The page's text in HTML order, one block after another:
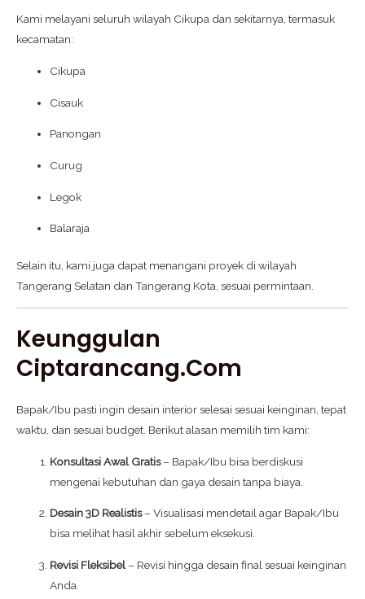
Kami melayani seluruh wilayah Cikupa dan sekitarnya, termasuk
kecamatan:
Cikupa
Cisauk
Panongan
Curug
Legok
Balaraja
Selain itu, kami juga dapat menangani proyek di wilayah
Tangerang Selatan dan Tangerang Kota, sesuai permintaan.
Keunggulan
Ciptarancang.com
Bapak/Ibu pasti ingin desain interior selesai sesuai keinginan, tepat
waktu, dan sesuai budget. Berikut alasan memilih tim kami:
Konsultasi Awal Gratis– Bapak/Ibu bisa berdiskusi
mengenai kebutuhan dan gaya desain tanpa biaya.
Desain 3D Realistis– Visualisasi mendetail agar Bapak/Ibu
bisa melihat hasil akhir sebelum eksekusi.
Revisi Fleksibel – Revisi hingga desain final sesuai keinginan
Anda.